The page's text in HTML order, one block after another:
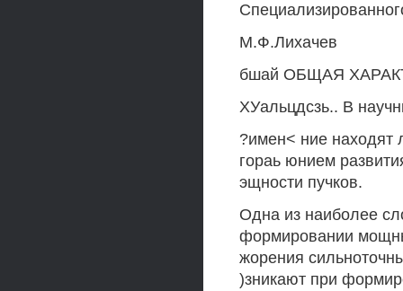
М.Ф.Лихачев
бшай ОБЩАЯ
ХУальцдсзь.. В
?имен< ние находят
гораь юнием
эщности пучков.
Одна из наиболее
формировании
жорения
)зникают при